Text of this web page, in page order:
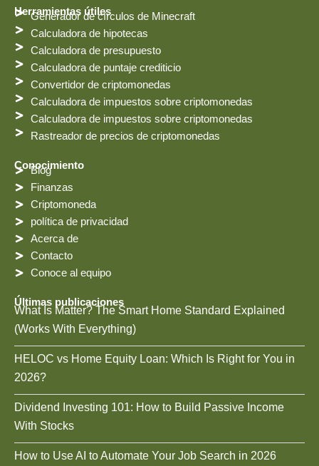
i
o
a
i
t
e
t
Herramientas útiles
Generador de círculos de Minecraft
Calculadora de hipotecas
Calculadora de presupuesto
Calculadora de puntaje crediticio
Convertidor de criptomonedas
Calculadora de impuestos sobre criptomonedas
Calculadora de impuestos sobre criptomonedas
Rastreador de precios de criptomonedas
Conocimiento
Blog
Finanzas
Criptomoneda
política de privacidad
Acerca de
Contacto
Conoce al equipo
Últimas publicaciones
What Is Matter? The Smart Home Standard Explained
(Works With Everything)
HELOC vs Home Equity Loan: Which Is Right for You in
2026?
Dividend Investing 101: How to Build Passive Income
With Stocks
How to Use AI to Automate Your Job Search in 2026